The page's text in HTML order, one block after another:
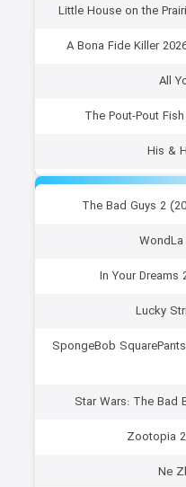
دانلود فصل پانزدهم باب اسفنجی SpongeBob SquarePants